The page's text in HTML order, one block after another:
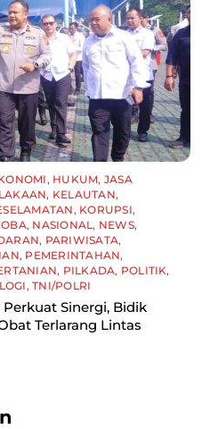
, HUKUM, JASA
, KELAUTAN,
, KORUPSI,
, NASIONAL , NEWS,
, PARIWISATA,
, PEMERINTAHAN,
, PILKADA, POLITIK,
,TNI/POLRI
Sinergi, Bidik
Terlarang Lintas